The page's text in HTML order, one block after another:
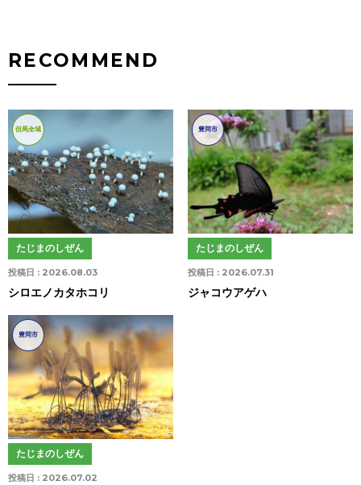
RECOMMEND
但馬全域
投稿日 : 2026.08.03
たじまのしぜん
シロエノカタホコリ
豊岡市
投稿日 : 2026.07.31
たじまのしぜん
ジャコウアゲハ
豊岡市
投稿日 : 2026.07.02
たじまのしぜん